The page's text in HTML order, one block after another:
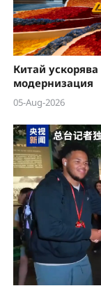
d
e
o
Китай
модернизация
05-Aug-2026